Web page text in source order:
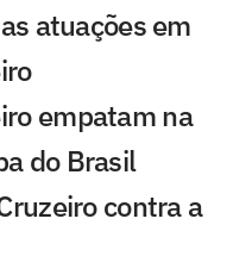
atuações em
empatam na
do Brasil
contra a